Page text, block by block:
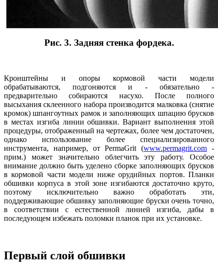
Рис. 3. Задняя стенка фордека.
Кронштейны и опоры кормовой части модели
обрабатываются, подгоняются и - обязательно -
предварительно собираются насухо. После полного
высыхания склеенного набора производится малковка (снятие
кромок) шпангоутных рамок и заполняющих шпацию брусков
в местах изгиба линии обшивки. Вариант выполнения этой
процедуры, отображенный на чертежах, более чем достаточен,
однако использование более специализированного
инструмента, например, от PermaGrit (www.permagrit.com -
прим.) может значительно облегчить эту работу. Особое
внимание должно быть уделено сборке заполняющих брусков
в кормовой части модели ниже орудийных портов. Планки
обшивки корпуса в этой зоне изгибаются достаточно круто,
поэтому исключительно важно обработать эти,
поддерживающие обшивку заполняющие бруски очень точно,
в соответствии с естественной линией изгиба, дабы в
последующем избежать поломки планок при их установке.
Первый слой обшивки